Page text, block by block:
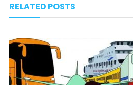
RELATED POSTS